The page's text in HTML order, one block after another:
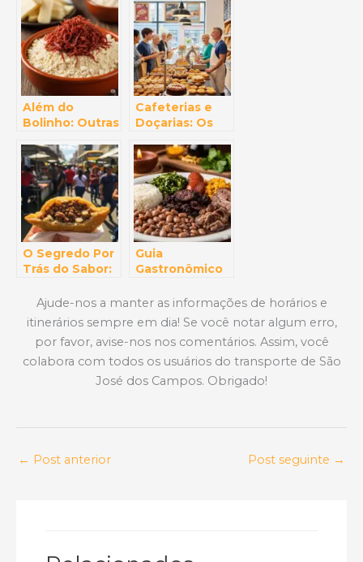
Pelas Delícias
de São José
dos Campos
Onde
Encontrar o
Melhor de SJC
Além do
Bolinho: Outras
Típicas de São
José dos
Campos que
Você Precisa
Provar
Cafeterias e
Doçarias: Os
Lugares para
um Doce em
São José dos
Campos
O Segredo Por
Trás do Sabor:
Encontrar o
Melhor Pastel
de Feira em
SJC (e Como
Chegar Lá de
Guia
Gastronômico
Comer o
Melhor Virado à
Paulista ou
Feijoada em
SJC (e fugir do
óbvio!)
Ajude-nos a manter as informações de horários e
itinerários sempre em dia! Se você notar algum erro,
por favor, avise-nos nos comentários. Assim, você
colabora com todos os usuários do transporte de São
José dos Campos. Obrigado!
← Post anterior Post seguinte →